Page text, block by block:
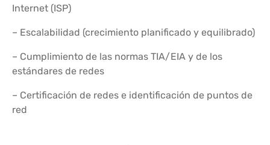
Internet (ISP)
– Escalabilidad (crecimiento planificado y equilibrado)
– Cumplimiento de las normas TIA/EIA y de los
estándares de redes
– Certificación de redes e identificación de puntos de
red